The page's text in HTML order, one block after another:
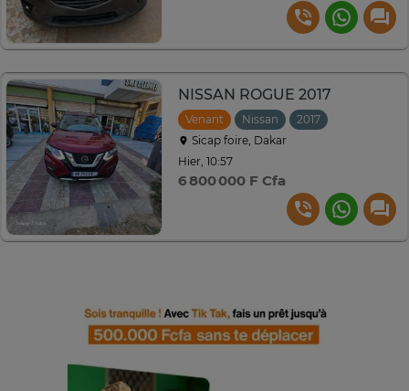
NISSAN ROGUE 2017
Venant Nissan
2017
Sicap foire, Dakar
Hier, 10:57
6 800 000 F Cfa